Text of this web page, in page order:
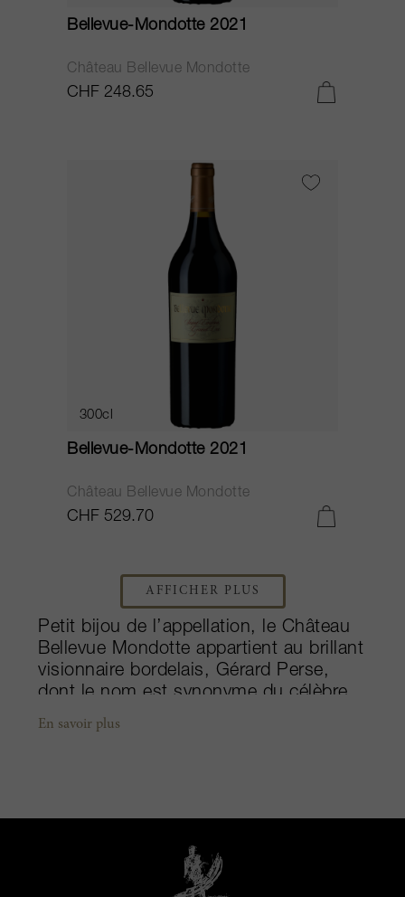
Bellevue-Mondotte 2021
Château Bellevue Mondotte
CHF 248.65
300cl
Bellevue-Mondotte 2021
Château Bellevue Mondotte
CHF 529.70
AFFICHER PLUS
Petit bijou de l’appellation, le Château
Bellevue Mondotte appartient au brillant
visionnaire bordelais, Gérard Perse,
dont le nom est synonyme du célèbre
Grand Cru Classé Château Pavie. Sur
une parcelle de 2,5 hectares de vignes
cabernet franc. Ce terroir à base de
calcaire se classe parmi les plus
qualitatifs de Saint-Emilion. Depuis
2001, Gérard Perse a amorcé un
En savoir plus